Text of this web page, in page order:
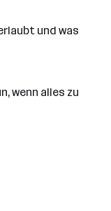
und was
wenn alles zu